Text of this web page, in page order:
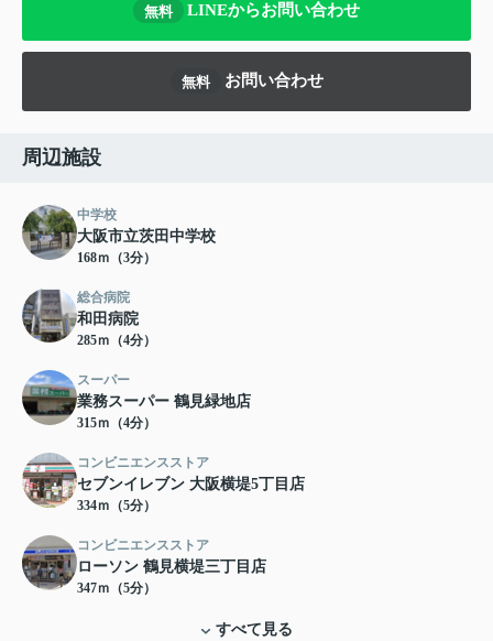
無料 LINEからお問い合わせ
無料 お問い合わせ
周辺施設
中学校
大阪市立茨田中学校
168ｍ（3分）
総合病院
和田病院
285ｍ（4分）
スーパー
業務スーパー 鶴見緑地店
315ｍ（4分）
コンビニエンスストア
セブンイレブン 大阪横堤5丁目店
334ｍ（5分）
コンビニエンスストア
ローソン 鶴見横堤三丁目店
347ｍ（5分）
すべて見る